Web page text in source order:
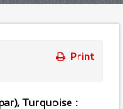
Print
Turquoise :